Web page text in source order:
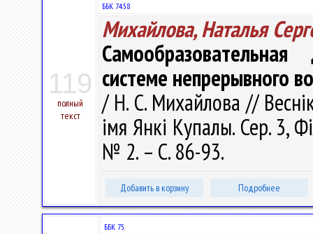
119
полный
текст
ББК 74.58
Михайлова, Наталья
системе непрерывного
/ Н. С. Михайлова //
імя Янкі Купалы. Сер. 3,
№ 2. – С. 86-93.
Добавить в корзину Подробнее
ББК 75.